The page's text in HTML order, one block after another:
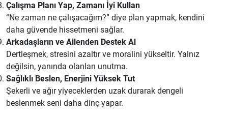
Çalışma Planı Yap, Zamanı İyi Kullan
“Ne zaman ne çalışacağım?” diye plan yapmak, kendini
daha güvende hissetmeni sağlar.
Arkadaşların ve Ailenden Destek Al
Dertleşmek, stresini azaltır ve moralini yükseltir. Yalnız
değilsin, yanında olanları unutma.
Sağlıklı Beslen, Enerjini Yüksek Tut
Şekerli ve ağır yiyeceklerden uzak durarak dengeli
beslenmek seni daha dinç yapar.